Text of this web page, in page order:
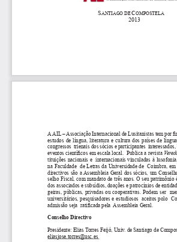
S ANTIAGO DE COMPOSTELA
2013
A AIL – Associação Internacional de Lusitanistas tem por
estudos  de  língua,  literatura  e  cultura  dos  países  de
congressos  trienais dos sócios e participantes
eventos científicos em escala local.  Publica a revista
tituições nacionais e  internacionais vinculadas à
na Faculdade  de Letras da Universidade de  Coimbra, em
directivos são a Assembleia Geral dos sócios, um
selho Fiscal, com mandato de três anos. O seu patrimônio
dos associados e subsídios, doações e patrocínios de
geiras, públicas, privadas ou cooperativas. Podem ser
universitários, pesquisadores e estudiosos  aceitos polo
admissão seja  ratificada pela  Assembleia Geral.
Conselho Directivo
Presidente: Elias Torres Feijó, Univ. de Santiago de
eliasjose.torres@usc.es